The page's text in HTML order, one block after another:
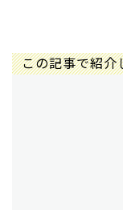
この記事で紹介